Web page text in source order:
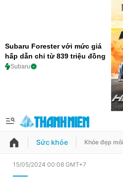
Subaru Forester với mức giá
hấp dẫn chỉ từ 839 triệu đồng
Subaru
QUẢNG CÁO ĐẶT BÁO
Sức khỏe Khỏe đẹp
15/05/2024 00:08 GMT+7